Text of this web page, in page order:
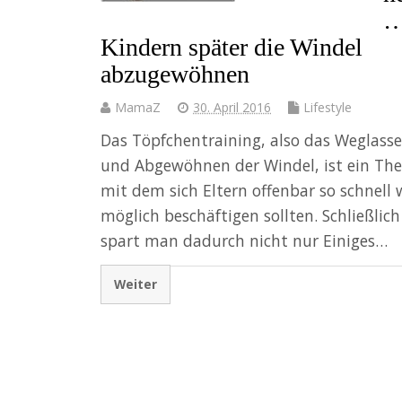
Kindern später die Windel
abzugewöhnen
MamaZ 30. April 2016 Lifestyle
Das Töpfchentraining, also das
und Abgewöhnen der Windel, ist ein
mit dem sich Eltern offenbar so schnell
möglich beschäftigen sollten. Schließlich
spart man dadurch nicht nur Einiges…
Weiter